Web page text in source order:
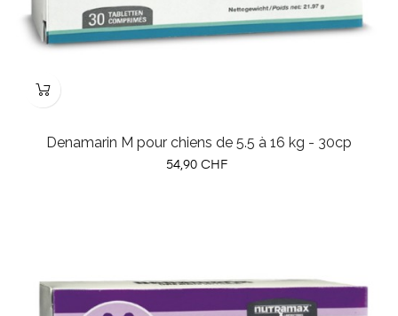
Denamarin M pour chiens de 5.5 à 16 kg - 30cp
Prix
54,90 CHF